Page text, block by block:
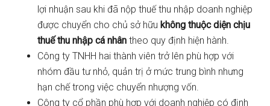
lợi nhuận sau khi đã nộp thuế thu nhập doanh nghiệp
được chuyển cho chủ sở hữukhông thuộc diện chịu
thuế thu nhập cá nhân theo quy định hiện hành.
Công ty TNHH hai thành viên trở lên phù hợp với
nhóm đầu tư nhỏ, quản trị ở mức trung bình nhưng
hạn chế trong việc chuyển nhượng vốn.
Công ty cổ phần phù hợp với doanh nghiệp có định